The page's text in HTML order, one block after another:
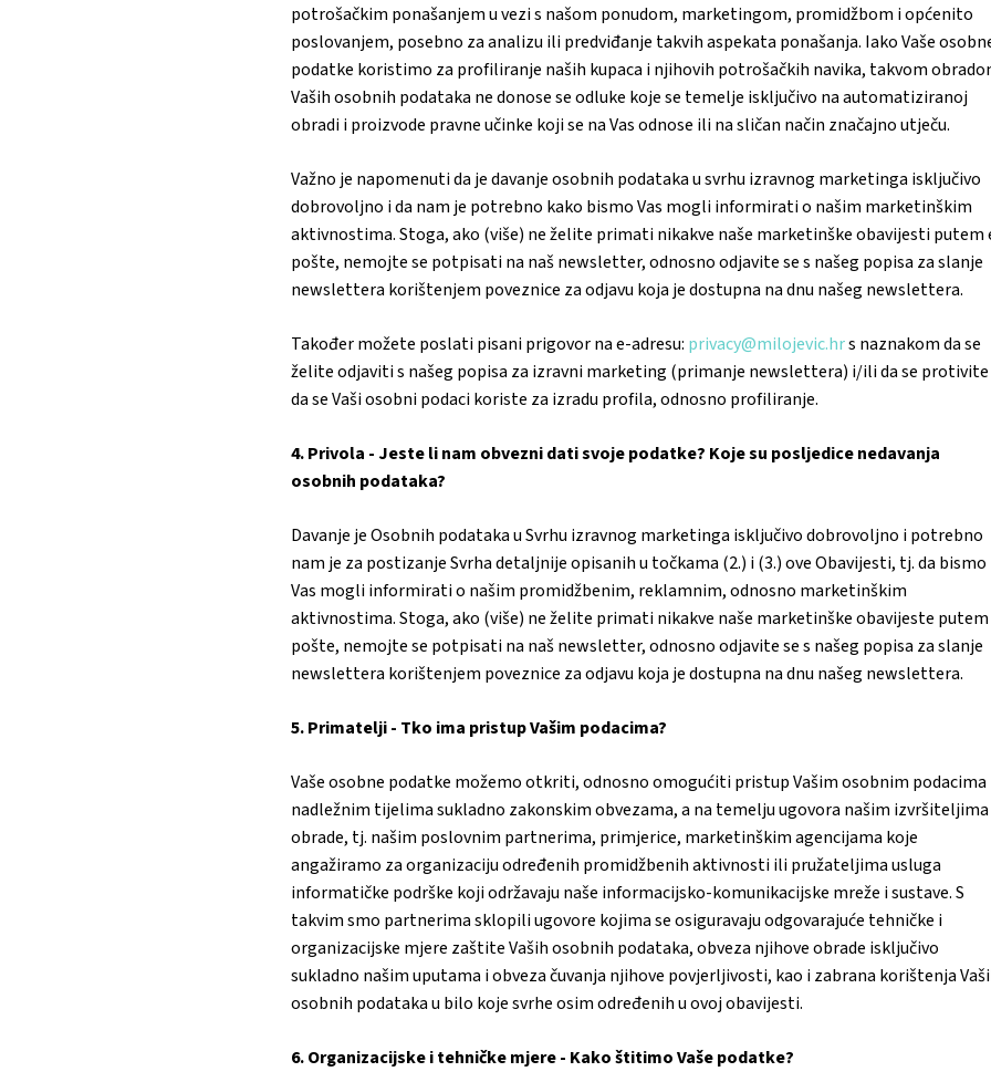
potrošačkim ponašanjem u vezi s našom ponudom, marketingom, promidžbom i općenito
poslovanjem, posebno za analizu ili predviđanje takvih aspekata ponašanja. Iako Vaše
podatke koristimo za profiliranje naših kupaca i njihovih potrošačkih navika, takvom
Vaših osobnih podataka ne donose se odluke koje se temelje isključivo na automatiziranoj
obradi i proizvode pravne učinke koji se na Vas odnose ili na sličan način značajno utječu.
Važno je napomenuti da je davanje osobnih podataka u svrhu izravnog marketinga isključivo
dobrovoljno i da nam je potrebno kako bismo Vas mogli informirati o našim marketinškim
aktivnostima. Stoga, ako (više) ne želite primati nikakve naše marketinške obavijesti putem
pošte, nemojte se potpisati na naš newsletter, odnosno odjavite se s našeg popisa za slanje
newslettera korištenjem poveznice za odjavu koja je dostupna na dnu našeg newslettera.
Također možete poslati pisani prigovor na e-adresu: privacy@milojevic.hrs naznakom da se
želite odjaviti s našeg popisa za izravni marketing (primanje newslettera) i/ili da se protivite
da se Vaši osobni podaci koriste za izradu profila, odnosno profiliranje.
4. Privola - Jeste li nam obvezni dati svoje podatke? Koje su posljedice nedavanja
osobnih podataka?
Davanje je Osobnih podataka u Svrhu izravnog marketinga isključivo dobrovoljno i potrebno
nam je za postizanje Svrha detaljnije opisanih u točkama (2.) i (3.) ove Obavijesti, tj. da bismo
Vas mogli informirati o našim promidžbenim, reklamnim, odnosno marketinškim
aktivnostima. Stoga, ako (više) ne želite primati nikakve naše marketinške obavijeste putem
pošte, nemojte se potpisati na naš newsletter, odnosno odjavite se s našeg popisa za slanje
newslettera korištenjem poveznice za odjavu koja je dostupna na dnu našeg newslettera.
5. Primatelji - Tko ima pristup Vašim podacima?
Vaše osobne podatke možemo otkriti, odnosno omogućiti pristup Vašim osobnim podacima
nadležnim tijelima sukladno zakonskim obvezama, a na temelju ugovora našim izvršiteljima
obrade, tj. našim poslovnim partnerima, primjerice, marketinškim agencijama koje
angažiramo za organizaciju određenih promidžbenih aktivnosti ili pružateljima usluga
informatičke podrške koji održavaju naše informacijsko-komunikacijske mreže i sustave. S
takvim smo partnerima sklopili ugovore kojima se osiguravaju odgovarajuće tehničke i
organizacijske mjere zaštite Vaših osobnih podataka, obveza njihove obrade isključivo
sukladno našim uputama i obveza čuvanja njihove povjerljivosti, kao i zabrana korištenja
osobnih podataka u bilo koje svrhe osim određenih u ovoj obavijesti.
6. Organizacijske i tehničke mjere - Kako štitimo Vaše podatke?